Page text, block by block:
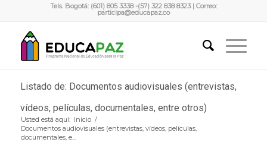
Tels. Bogotá: (601) 805 3338 -(57) 322 838 8323 | Correo:
participa@educapaz.co
Listado de: Documentos audiovisuales (entrevistas,
vídeos, películas, documentales, entre otros)
Usted está aquí: Inicio /
Documentos audiovisuales (entrevistas, vídeos, películas,
documentales, e...